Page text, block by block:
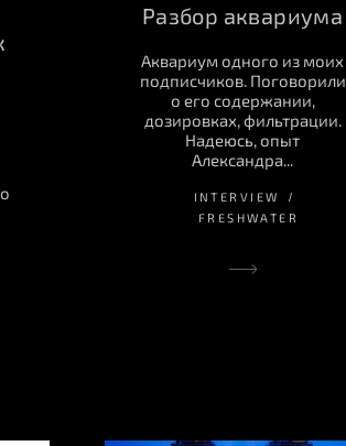
Разбор аквариума
Аквариум одного из моих
подписчиков. Поговорили
о его содержании,
дозировках, фильтрации.
Надеюсь, опыт
Александра...
INTERVIEW
FRESHWATER